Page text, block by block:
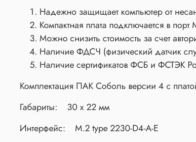
Надежно защищает компьютер от
Компактная плата подключается в порт
Можно снизить стоимость за счет
Наличие ФДСЧ (физический датчик
Наличие сертификатов ФСБ и ФСТЭК
Комплектация ПАК Соболь версии 4 с
Габариты: 30 x 22 мм
Интерфейс: М.2 type 2230-D4-A-E